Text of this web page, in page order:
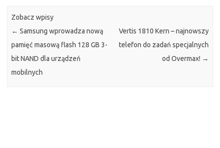
Zobacz wpisy
← Samsung wprowadza nową
pamięć masową flash 128 GB 3-
bit NAND dla urządzeń
mobilnych
Vertis 1810 Kern – najnowszy
telefon do zadań specjalnych
od Overmax! →